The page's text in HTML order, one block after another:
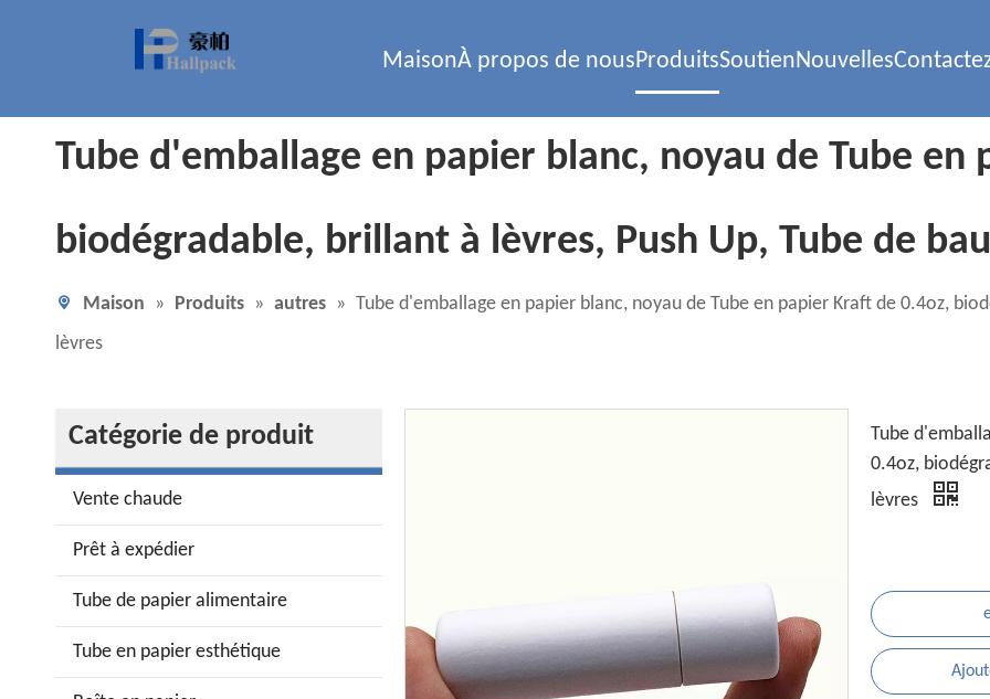
MaisonÀ propos de nousProduitsSoutienNouvelles
Tube d'emballage en papier blanc, noyau de Tube en
biodégradable, brillant à lèvres, Push Up, Tube de
Maison » Produits » autres » Tube d'emballage en papier blanc, noyau de Tube en papier Kraft de 0.4oz,
lèvres
Catégorie de produit
Vente chaude
Prêt à expédier
Tube de papier alimentaire
Tube en papier esthétique
Tube
0.4oz,
lèvres